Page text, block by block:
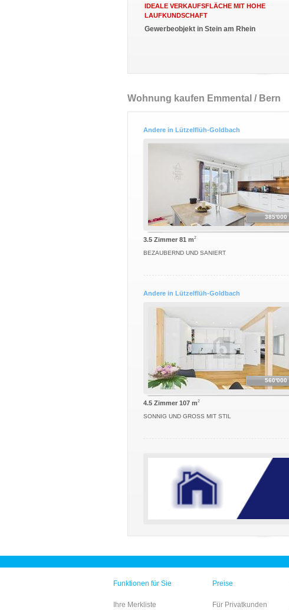
IDEALE VERKAUFSFLÄCHE MIT HOHE
LAUFKUNDSCHAFT
Gewerbeobjekt in Stein am Rhein
Wohnung kaufen Emmental / Bern
Andere in Lützelflüh-Goldbach
385'000
3.5 Zimmer 81 m2
BEZAUBERND UND SANIERT
Andere in Lützelflüh-Goldbach
560'000
4.5 Zimmer 107 m2
SONNIG UND GROSS MIT STIL
Funktionen für Sie
Ihre Merkliste
Preise
Für Privatkunden